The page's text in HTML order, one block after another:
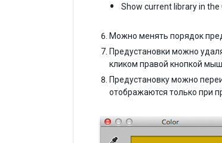
Show current library in
Можно менять порядок
Предустановки можно
кликом правой кнопкой
Предустановку можно
отображаются только при